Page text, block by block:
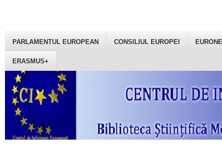
PARLAMENTUL EUROPEAN CONSILIUL EUROPEI
ERASMUS+